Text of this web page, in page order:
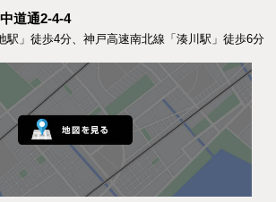
道通2-4-4
駅」徒歩4分、神戸高速南北線「湊川駅」徒歩6分